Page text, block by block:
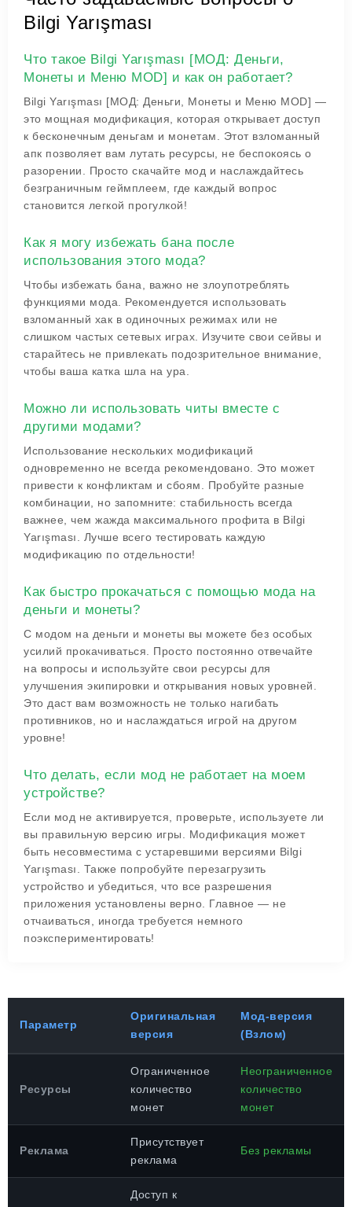
Bilgi Yarışması
Что такое Bilgi Yarışması [МОД: Деньги,
Монеты и Меню MOD] и как он работает?
Bilgi Yarışması [МОД: Деньги, Монеты и Меню MOD] —
это мощная модификация, которая открывает доступ
к бесконечным деньгам и монетам. Этот взломанный
апк позволяет вам лутать ресурсы, не беспокоясь о
разорении. Просто скачайте мод и наслаждайтесь
безграничным геймплеем, где каждый вопрос
становится легкой прогулкой!
Как я могу избежать бана после
использования этого мода?
Чтобы избежать бана, важно не злоупотреблять
функциями мода. Рекомендуется использовать
взломанный хак в одиночных режимах или не
слишком частых сетевых играх. Изучите свои сейвы и
старайтесь не привлекать подозрительное внимание,
чтобы ваша катка шла на ура.
Можно ли использовать читы вместе с
другими модами?
Использование нескольких модификаций
одновременно не всегда рекомендовано. Это может
привести к конфликтам и сбоям. Пробуйте разные
комбинации, но запомните: стабильность всегда
важнее, чем жажда максимального профита в Bilgi
Yarışması. Лучше всего тестировать каждую
модификацию по отдельности!
Как быстро прокачаться с помощью мода на
деньги и монеты?
С модом на деньги и монеты вы можете без особых
усилий прокачиваться. Просто постоянно отвечайте
на вопросы и используйте свои ресурсы для
улучшения экипировки и открывания новых уровней.
Это даст вам возможность не только нагибать
противников, но и наслаждаться игрой на другом
уровне!
Что делать, если мод не работает на моем
устройстве?
Если мод не активируется, проверьте, используете ли
вы правильную версию игры. Модификация может
быть несовместима с устаревшими версиями Bilgi
Yarışması. Также попробуйте перезагрузить
устройство и убедиться, что все разрешения
приложения установлены верно. Главное — не
отчаиваться, иногда требуется немного
поэкспериментировать!
Параметр
Оригинальная
версия
Мод-версия
(Взлом)
Ресурсы
Ограниченное
количество
монет
Неограниченное
количество
монет
Реклама
Присутствует
реклама
Без рекламы
Доступ к